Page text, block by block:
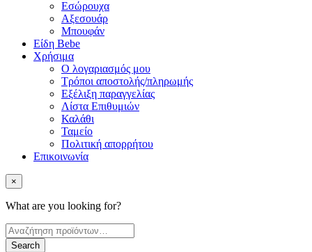
Εσώρουχα
Αξεσουάρ
Μπουφάν
Είδη Bebe
Χρήσιμα
Ο λογαριασμός μου
Τρόποι αποστολής/πληρωμής
Εξέλιξη παραγγελίας
Λίστα Επιθυμιών
Καλάθι
Ταμείο
Πολιτική απορρήτου
Επικοινωνία
×
What are you looking for?